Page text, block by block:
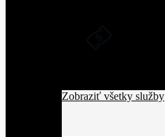
Zobraziť všetky služby